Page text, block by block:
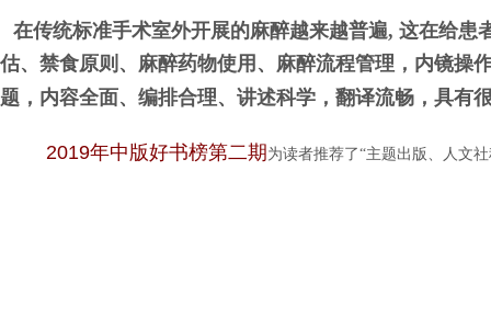
在传统标准手术室外开展的麻醉越来越普遍, 这在给
估、禁食原则、麻醉药物使用、麻醉流程管理，内镜操
题，内容全面、编排合理、讲述科学，翻译流畅，具有
2019年中版好书榜第二期 为读者推荐了“主题出版、人文